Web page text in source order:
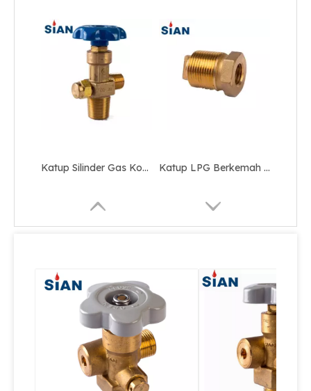
Katup Silinder Gas Kontrol Flap Tipe Co2 yang Dapat Dipindahkan Katup LPG Berkemah Tembaga Portabel